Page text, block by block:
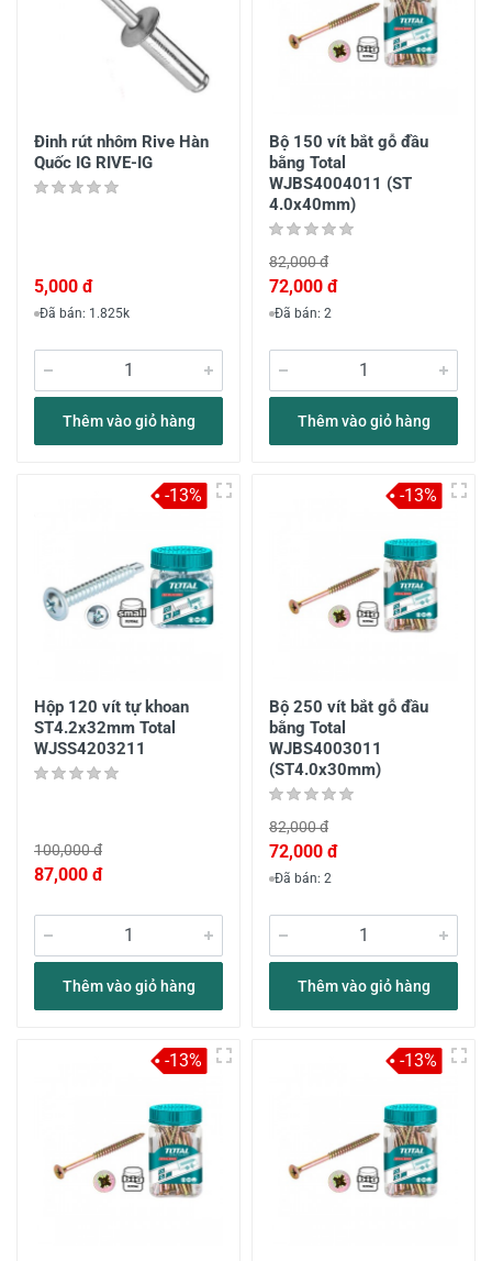
Đinh rút nhôm Rive Hàn
Quốc IG RIVE-IG
5,000 đ
Đã bán: 1.825k
Thêm vào giỏ hàng
Bộ 150 vít bắt gỗ đầu
bằng Total
WJBS4004011 (ST
4.0x40mm)
82,000 đ
72,000 đ
Đã bán: 2
Thêm vào giỏ hàng
Hộp 120 vít tự khoan
ST4.2x32mm Total
WJSS4203211
100,000 đ
87,000 đ
Thêm vào giỏ hàng
-13%
Bộ 250 vít bắt gỗ đầu
bằng Total
WJBS4003011
(ST4.0x30mm)
82,000 đ
72,000 đ
Đã bán: 2
Thêm vào giỏ hàng
-13%
-13% -13%